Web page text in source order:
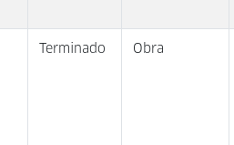
Terminado Obra